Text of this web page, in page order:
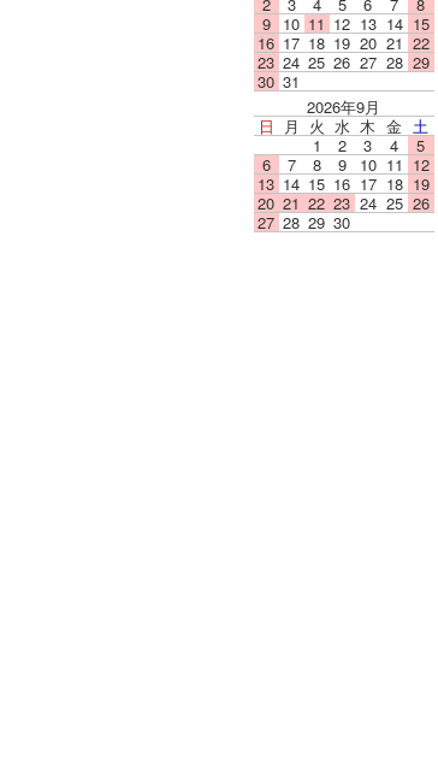
9
10 11 12 13 14 15
16 17 18 19 20 21 22
23 24 25 26 27 28 29
30 31
2026年9月
日
月 火 水 木 金 土
1
2 3 4
5
6
7 8 9 10 11 12
13 14 15 16 17 18 19
20 21 22 23 24 25 26
27 28 29 30